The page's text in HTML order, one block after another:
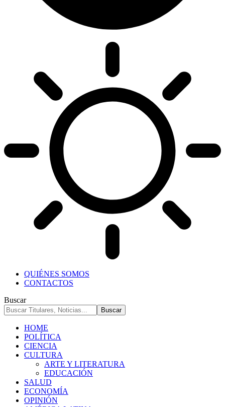
QUIÉNES SOMOS
CONTACTOS
Buscar
HOME
POLÍTICA
CIENCIA
CULTURA
ARTE Y LITERATURA
EDUCACIÓN
SALUD
ECONOMÍA
OPINIÓN